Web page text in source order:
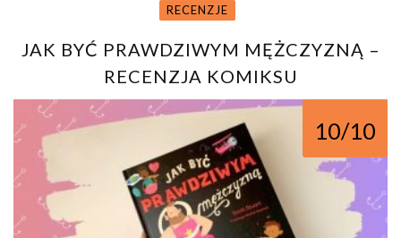
RECENZJE
JAK BYĆ PRAWDZIWYM MĘŻCZYZNĄ –
RECENZJA KOMIKSU
10/10